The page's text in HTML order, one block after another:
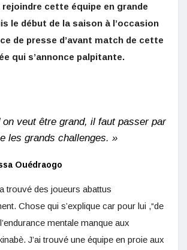
rejoindre cette équipe en grande
le début de la saison à l’occasion
de presse d’avant match de cette
qui s’annonce palpitante.
on veut être grand, il faut passer par
les grands challenges. »
Ouédraogo
trouvé des joueurs abattus
Chose qui s’explique car pour lui ,“de
mentale manque aux
J’ai trouvé une équipe en proie aux